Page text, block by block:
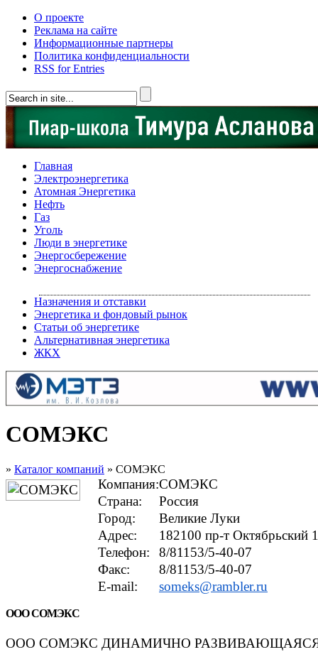
О проекте
Реклама на сайте
Информационные партнеры
Политика конфиденциальности
RSS for Entries
Главная
Электроэнергетика
Атомная Энергетика
Нефть
Газ
Уголь
Люди в энергетике
Энергосбережение
Энергоснабжение
Назначения и отставки
Энергетика и фондовый рынок
Статьи об энергетике
Альтернативная энергетика
ЖКХ
СОМЭКС
» Каталог компаний » СОМЭКС
Компания:СОМЭКС
Страна:
Россия
Город:
Великие Луки
Адрес:
182100 пр-т Октябрьский
Телефон:
8/81153/5-40-07
Факс:
8/81153/5-40-07
E-mail:
someks@rambler.ru
ООО СОМЭКС
ООО СОМЭКС ДИНАМИЧНО